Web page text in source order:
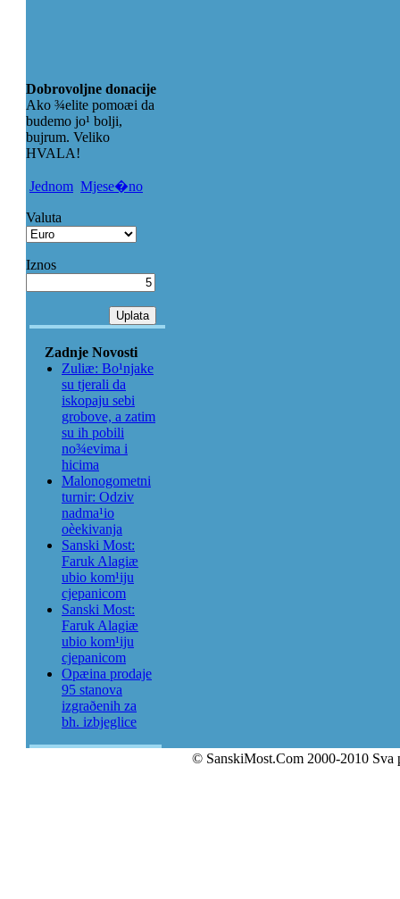
Dobrovoljne donacije
Ako ¾elite pomoæi da
budemo jo¹ bolji,
bujrum. Veliko
HVALA!
Jednom Mjese�no
Valuta
Iznos
Zadnje Novosti
Zuliæ: Bo¹njake
su tjerali da
iskopaju sebi
grobove, a zatim
su ih pobili
no¾evima i
hicima
Malonogometni
turnir: Odziv
nadma¹io
oèekivanja
Sanski Most:
Faruk Alagiæ
ubio kom¹iju
cjepanicom
Sanski Most:
Faruk Alagiæ
ubio kom¹iju
cjepanicom
Opæina prodaje
95 stanova
izgraðenih za
bh. izbjeglice
© SanskiMost.Com 2000-2010